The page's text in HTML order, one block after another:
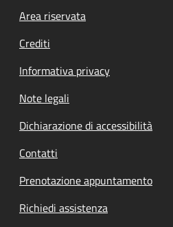
Footer menu
Area riservata
Crediti
Informativa privacy
Note legali
Dichiarazione di accessibilità
Contatti
Prenotazione appuntamento
Richiedi assistenza